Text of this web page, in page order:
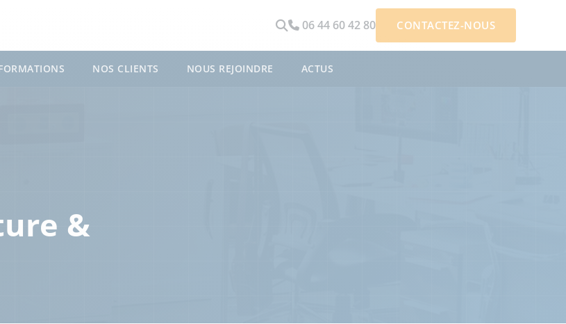
06 44 60 42 80 CONTACTEZ-NOUS
NOS CLIENTS NOUS REJOINDRE ACTUS
&